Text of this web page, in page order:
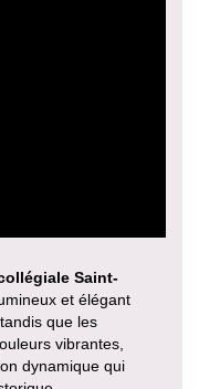
Saint-
et élégant
que les
vibrantes,
dynamique qui